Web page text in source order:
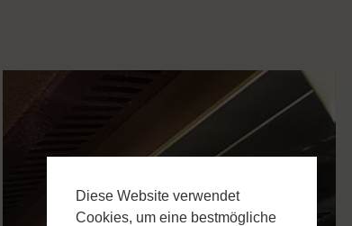
Diese Website verwendet
Cookies, um eine bestmögliche